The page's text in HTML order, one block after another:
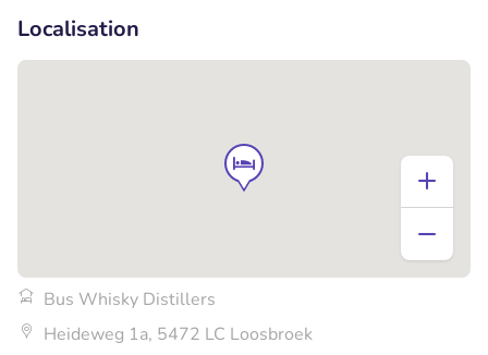
Localisation
Bus Whisky Distillers
Heideweg 1a, 5472 LC Loosbroek